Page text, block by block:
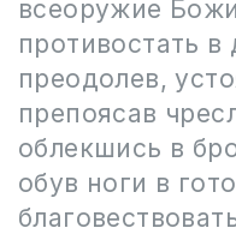
всеоружие
противостать в
преодолев,
препоясав
облекшись в
обув ноги в